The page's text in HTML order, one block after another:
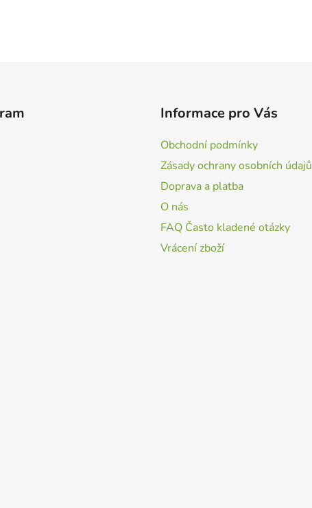
Informace pro Vás
Obchodní podmínky
Zásady ochrany osobních údajů
Doprava a platba
O nás
FAQ Často kladené otázky
Vrácení zboží